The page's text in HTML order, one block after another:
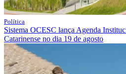
Política
Sistema OCESC lança Agenda
Catarinense no dia 19 de agosto